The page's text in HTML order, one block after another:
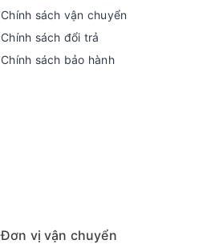
Chính sách vận chuyển
Chính sách đổi trả
Chính sách bảo hành
Đơn vị vận chuyển